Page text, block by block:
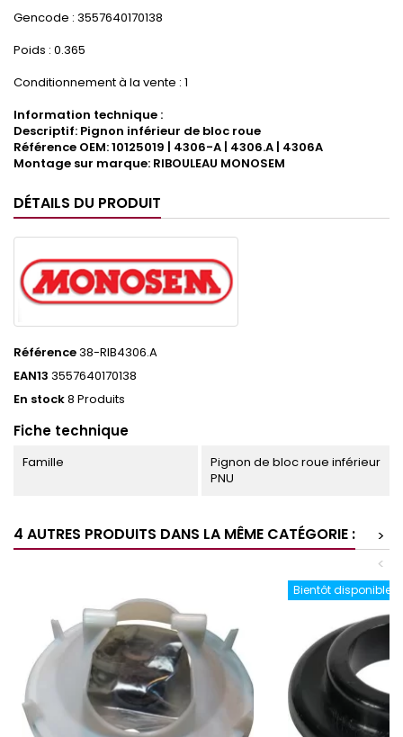
Gencode : 3557640170138
Poids : 0.365
Conditionnement à la vente : 1
Information technique :
Descriptif: Pignon inférieur de bloc roue
Référence OEM: 10125019 | 4306-A | 4306.A | 4306A
Montage sur marque: RIBOULEAU MONOSEM
DÉTAILS DU PRODUIT
Référence38-RIB4306.A
EAN13 3557640170138
En stock8 Produits
Fiche technique
Famille
Pignon de bloc roue inférieur
PNU
4 AUTRES PRODUITS DANS LA MÊME CATÉGORIE :
>
<
Bientôt disponible